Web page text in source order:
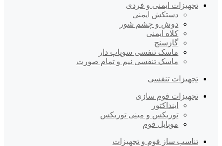
تجهیزات ایمنی و فردی
دستکش ایمنی
دوش و چشم شور
کلاه ایمنی
گازسنج
ماسک تنفسی سوپاپ دار
ماسک تنفسی نیم و تمام صورت
تجهیزات تنفسی
تجهیزات فوم سازی
اینداکتور
توربکس و مینی توربکس
موبایل فوم
تناسب ساز فوم و تجهیزات